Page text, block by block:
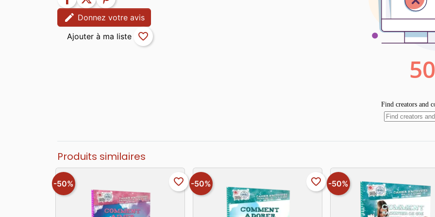
edit Donnez votre avis
favorite_border
Produits similaires
-50% favorite_border -50% favorite_border -50%